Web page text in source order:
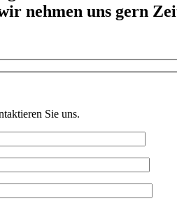
nehmen uns gern
Sie uns.